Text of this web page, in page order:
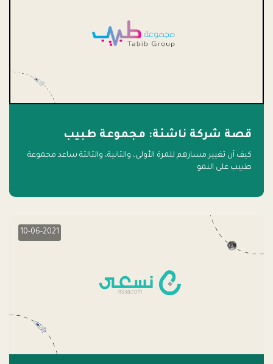
قصة شركة ناشئة: مجموعة طبيب
كيف أن تغيير مسارهم للمرة الأولى، والثانية، والثالثة ساعد مجموعة
طبيب على النمو
10-06-2021